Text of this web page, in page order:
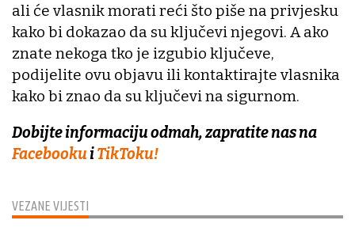
VEZANE VIJESTI
ali će vlasnik morati reći što piše na privjesku
kako bi dokazao da su ključevi njegovi. A ako
znate nekoga tko je izgubio ključeve,
podijelite ovu objavu ili kontaktirajte vlasnika
kako bi znao da su ključevi na sigurnom.
Dobijte informaciju odmah, zapratite nas na
FacebookuiTikToku!